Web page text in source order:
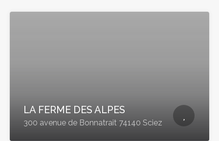
LA FERME DES ALPES
300 avenue de Bonnatrait 74140 Sciez